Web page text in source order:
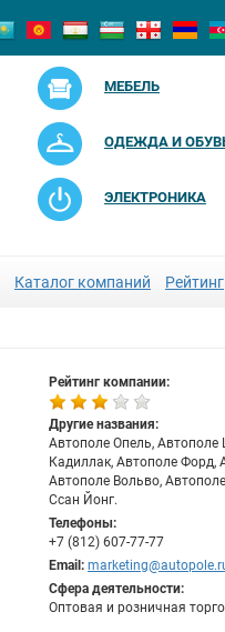
МЕБЕЛЬ
ОДЕЖДА И
ЭЛЕКТРОНИКА
Каталог компаний Рейтинг
Рейтинг компании:
Другие названия:
Автополе Опель, Автополе
Кадиллак, Автополе Форд,
Автополе Вольво,
Ссан Йонг.
Телефоны:
+7 (812) 607-77-77
Email:
Сфера деятельности:
Оптовая и розничная